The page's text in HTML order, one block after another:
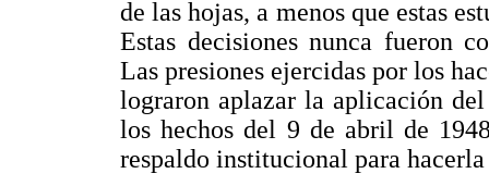
de las hojas, a menos que estas
Estas decisiones nunca fueron
Las presiones ejercidas por los
lograron aplazar la aplicación
los hechos del 9 de abril de
respaldo institucional para